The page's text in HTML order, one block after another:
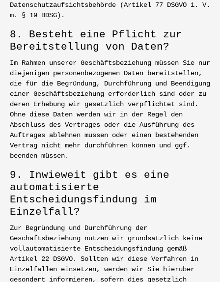
Datenschutzaufsichtsbehörde (Artikel 77 DSGVO i. V.
m. § 19 BDSG).
8. Besteht eine Pflicht zur
Bereitstellung von Daten?
Im Rahmen unserer Geschäftsbeziehung müssen Sie nur
diejenigen personenbezogenen Daten bereitstellen,
die für die Begründung, Durchführung und Beendigung
einer Geschäftsbeziehung erforderlich sind oder zu
deren Erhebung wir gesetzlich verpflichtet sind.
Ohne diese Daten werden wir in der Regel den
Abschluss des Vertrages oder die Ausführung des
Auftrages ablehnen müssen oder einen bestehenden
Vertrag nicht mehr durchführen können und ggf.
beenden müssen.
9. Inwieweit gibt es eine
automatisierte
Entscheidungsfindung im
Einzelfall?
Zur Begründung und Durchführung der
Geschäftsbeziehung nutzen wir grundsätzlich keine
vollautomatisierte Entscheidungsfindung gemäß
Artikel 22 DSGVO. Sollten wir diese Verfahren in
Einzelfällen einsetzen, werden wir Sie hierüber
gesondert informieren, sofern dies gesetzlich